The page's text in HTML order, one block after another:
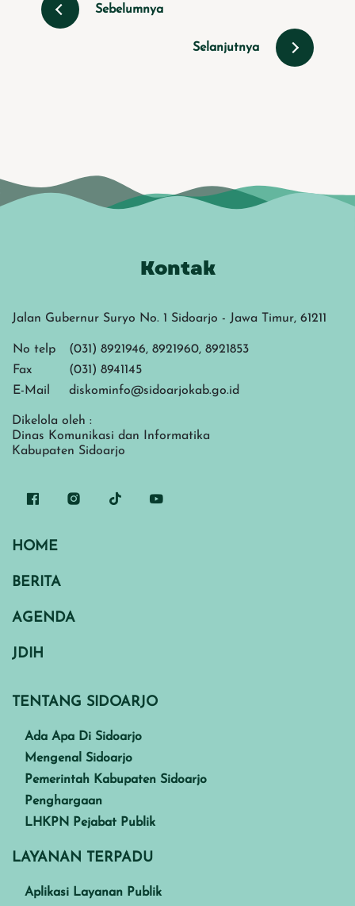
Sebelumnya
Selanjutnya
Kontak
Jalan Gubernur Suryo No. 1 Sidoarjo - Jawa Timur, 61211
No telp
(031) 8921946, 8921960, 8921853
Fax
(031) 8941145
E-Mail
diskominfo@sidoarjokab.go.id
Dikelola oleh :
Dinas Komunikasi dan Informatika
Kabupaten Sidoarjo
HOME
BERITA
AGENDA
JDIH
TENTANG SIDOARJO
Ada Apa Di Sidoarjo
Mengenal Sidoarjo
Pemerintah Kabupaten Sidoarjo
Penghargaan
LHKPN Pejabat Publik
LAYANAN TERPADU
Aplikasi Layanan Publik